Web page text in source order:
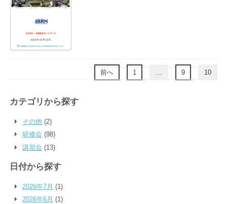
前へ 1 9 10
カテゴリから探す
その他 (2)
研修会 (98)
講習会 (13)
日付から探す
2026年7月 (1)
2026年6月 (1)